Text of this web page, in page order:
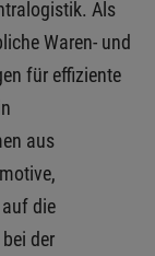
Als
Waren- und
für effiziente
aus
die
der